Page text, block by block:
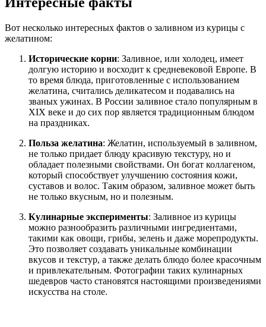
Вот несколько интересных фактов о заливном из курицы с
желатином:
Исторические корни: Заливное, или холодец, имеет
долгую историю и восходит к средневековой Европе. В
то время блюда, приготовленные с использованием
желатина, считались деликатесом и подавались на
званых ужинах. В России заливное стало популярным в
XIX веке и до сих пор является традиционным блюдом
на праздниках.
Польза желатина: Желатин, используемый в заливном,
не только придает блюду красивую текстуру, но и
обладает полезными свойствами. Он богат коллагеном,
который способствует улучшению состояния кожи,
суставов и волос. Таким образом, заливное может быть
не только вкусным, но и полезным.
Кулинарные эксперименты: Заливное из курицы
можно разнообразить различными ингредиентами,
такими как овощи, грибы, зелень и даже морепродукты.
Это позволяет создавать уникальные комбинации
вкусов и текстур, а также делать блюдо более красочным
и привлекательным. Фотографии таких кулинарных
шедевров часто становятся настоящими произведениями
искусства на столе.